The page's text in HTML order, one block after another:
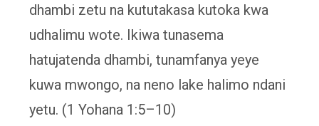
dhambi zetu na kututakasa kutoka kwa
udhalimu wote. Ikiwa tunasema
hatujatenda dhambi, tunamfanya yeye
kuwa mwongo, na neno lake halimo ndani
yetu. (1 Yohana 1:5–10)